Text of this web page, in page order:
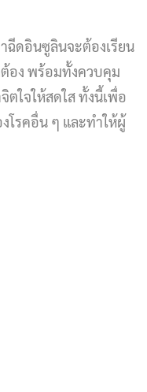
ฉีดอินซูลินจะต้องเรียน
อง พร้อมทั้งควบคุม
ตใจให้สดใส ทั้งนี้เพื่อ
โรคอื่น ๆ และทำให้ผู้